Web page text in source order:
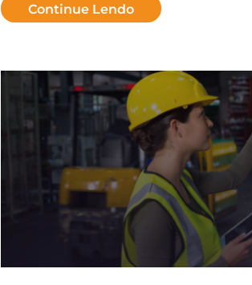
Continue Lendo